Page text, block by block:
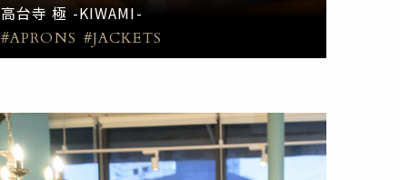
高台寺 極 -KIWAMI-
#APRONS #JACKETS